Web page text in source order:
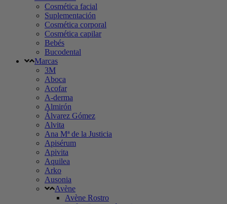
Cosmética facial
Suplementación
Cosmética corporal
Cosmética capilar
Bebés
Bucodental
Marcas
3M
Aboca
Acofar
A-derma
Almirón
Álvarez Gómez
Alvita
Ana Mª de la Justicia
Apisérum
Apivita
Aquilea
Arko
Ausonia
Avène
Avène Rostro